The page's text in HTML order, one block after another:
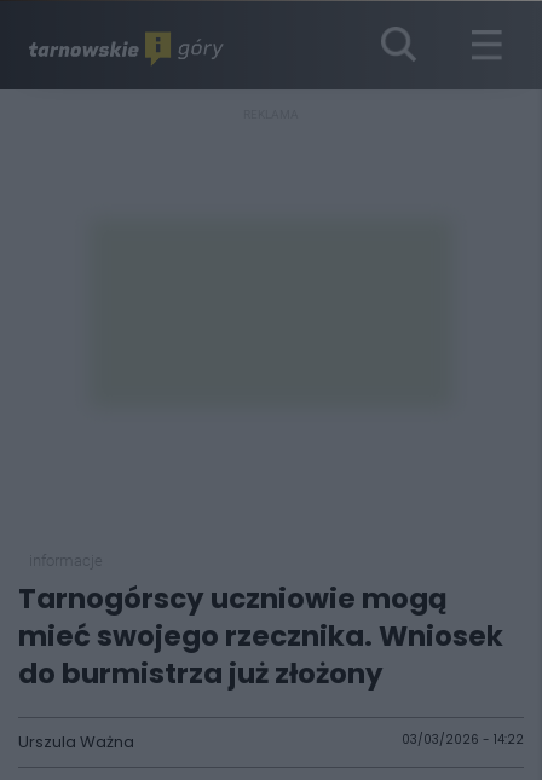
Tarnogórscy uczniowie mogą
mieć swojego rzecznika. Wniosek
do burmistrza już złożony
Urszula Ważna 03/03/2026 - 14:22